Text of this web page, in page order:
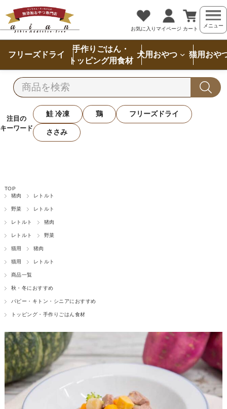
お気に入りマイページ カート
メニュー
フリーズドライ
手作りごはん・
トッピング用食材
犬用おやつ 猫用おや
注目の
キーワード
鮭 冷凍 鶏 フリーズドライ
ささみ
TOP
猪肉
レトルト
野菜 レトルト
レトルト 猪肉
レトルト 野菜
猫用 猪肉
猫用 レトルト
商品一覧
秋・冬におすすめ
パピー・キトン・シニアにおすすめ
トッピング・手作りごはん食材